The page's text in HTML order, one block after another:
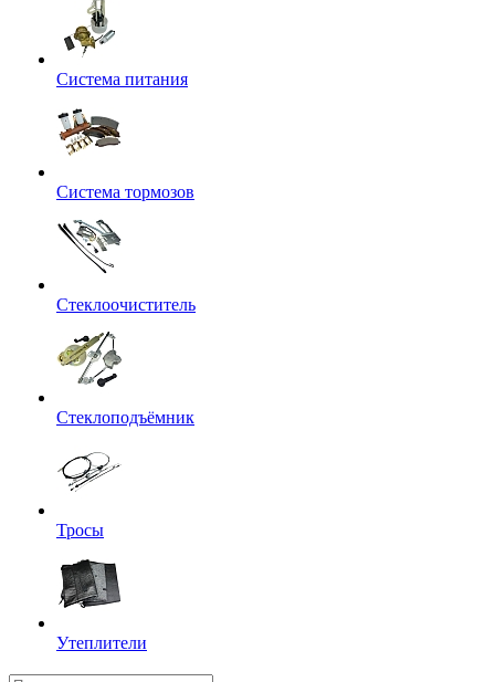
Система питания
Система тормозов
Стеклоочиститель
Стеклоподъёмник
Тросы
Утеплители